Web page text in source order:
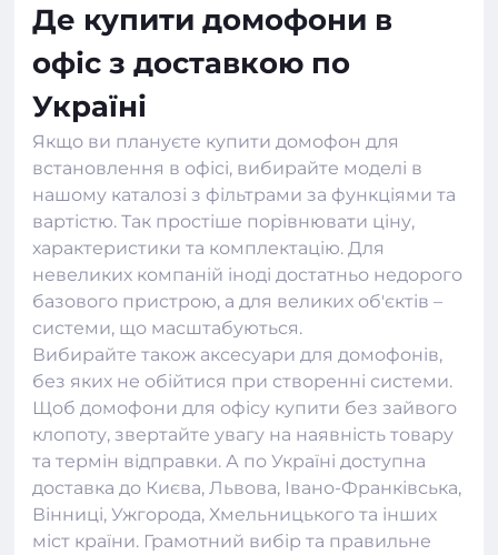
Де купити домофони в
офіс з доставкою по
Україні
Якщо ви плануєте купити домофон для
встановлення в офісі, вибирайте моделі в
нашому каталозі з фільтрами за функціями та
вартістю. Так простіше порівнювати ціну,
характеристики та комплектацію. Для
невеликих компаній іноді достатньо недорого
базового пристрою, а для великих об'єктів –
системи, що масштабуються.
Вибирайте також аксесуари для домофонів,
без яких не обійтися при створенні системи.
Щоб домофони для офісу купити без зайвого
клопоту, звертайте увагу на наявність товару
та термін відправки. А по Україні доступна
доставка до Києва, Львова, Івано-Франківська,
Вінниці, Ужгорода, Хмельницького та інших
міст країни. Грамотний вибір та правильне